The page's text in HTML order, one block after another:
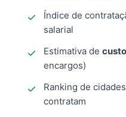
Índice de
salarial
Estimativa de
encargos)
Ranking de
contratam